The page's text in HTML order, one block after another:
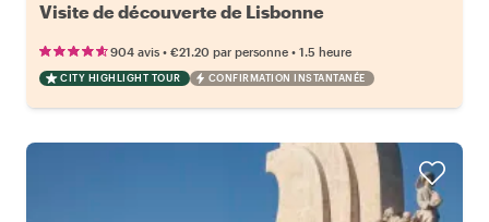
Visite de découverte de Lisbonne
904 avis • €21.20 par personne • 1.5 heure
CITY HIGHLIGHT TOUR CONFIRMATION INSTANTANÉE